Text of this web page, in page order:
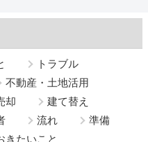
トラブル
不動産・土地活用
却
建て替え
流れ
準備
きたいこと